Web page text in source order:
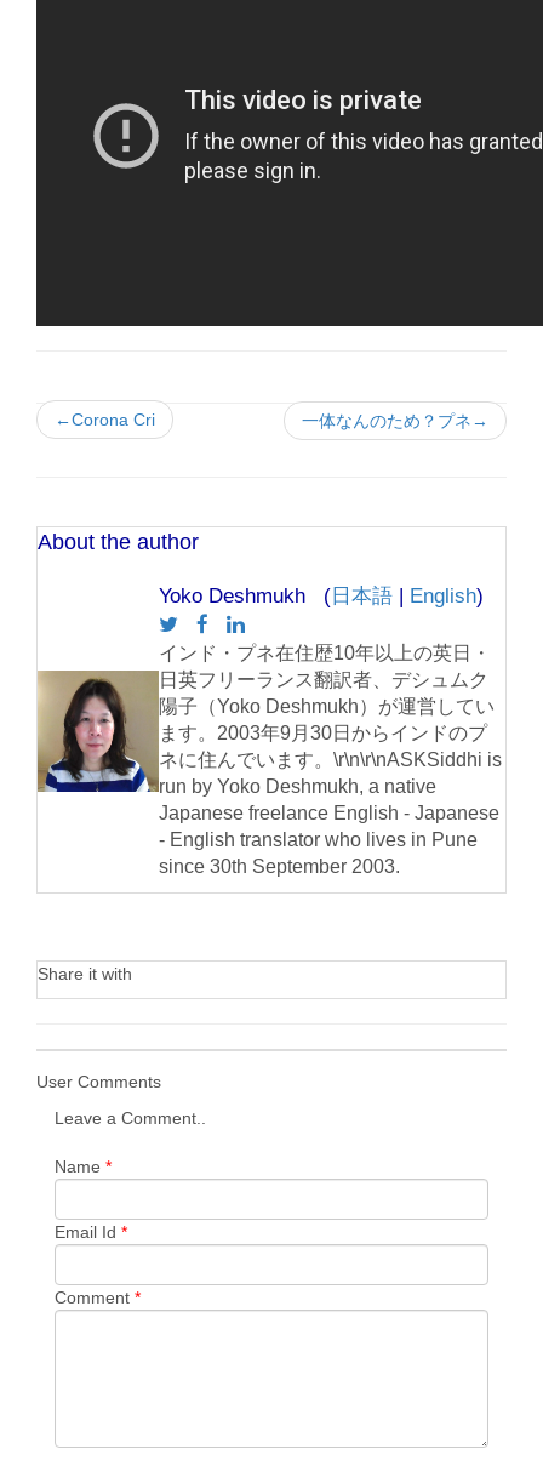
←Corona Cri 一体なんのため？プネ→
About the author
Yoko Deshmukh ( 日本語 | English)
インド・プネ在住歴10年以上の英日・
日英フリーランス翻訳者、デシュムク
陽子（Yoko Deshmukh）が運営してい
ます。2003年9月30日からインドのプ
ネに住んでいます。\r\n\r\nASKSiddhi is
run by Yoko Deshmukh, a native
Japanese freelance English - Japanese
- English translator who lives in Pune
since 30th September 2003.
Share it with
User Comments
Leave a Comment..
Name *
Email Id *
Comment *